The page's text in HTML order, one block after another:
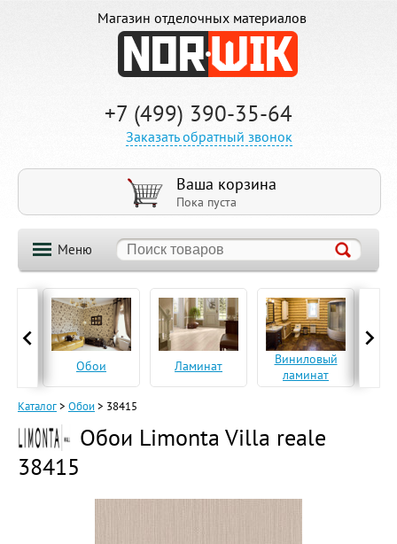
Магазин отделочных материалов
+7 (499) 390-35-64
Заказать обратный звонок
Ваша корзина
Пока пуста
Меню
Обои Ламинат
Виниловый
ламинат
Каталог> Обои> 38415
Обои Limonta Villa reale
38415